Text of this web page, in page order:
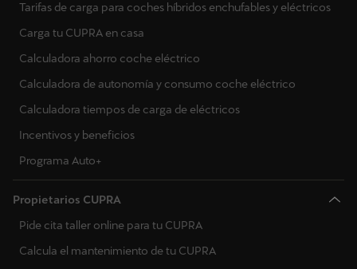
Tarifas de carga para coches híbridos enchufables y eléctricos
Carga tu CUPRA en casa
Calculadora ahorro coche eléctrico
Calculadora de autonomía y consumo coche eléctrico
Calculadora tiempos de carga de eléctricos
Incentivos y beneficios
Programa Auto+
Propietarios CUPRA
Pide cita taller online para tu CUPRA
Calcula el mantenimiento de tu CUPRA